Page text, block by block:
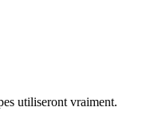
utiliseront vraiment.